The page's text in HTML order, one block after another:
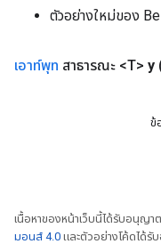
ตัวอย่างใหม่ของ
เอาท์พุท สาธารณะ <T> y
ข้
เนื้อหาของหน้าเว็บนี้ได้รับอนุญา
มอนส์ 4.0 และตัวอย่างโค้ดได้รั